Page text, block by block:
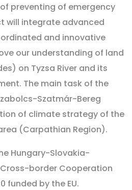
preventing of emergency
will integrate advanced
and innovative
our understanding of land
on Tyzsa River and its
The main task of the
Szatmár-Bereg
of climate strategy of the
(Carpathian Region).
Hungary-Slovakia-
Cross-border Cooperation
funded by the EU.